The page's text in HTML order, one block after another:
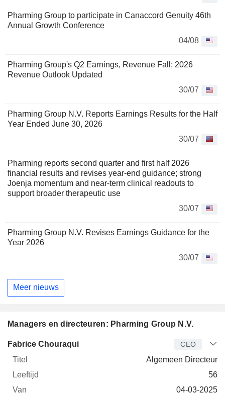
Pharming Group to participate in Canaccord Genuity 46th
Annual Growth Conference
04/08
Pharming Group's Q2 Earnings, Revenue Fall; 2026
Revenue Outlook Updated
30/07
Pharming Group N.V. Reports Earnings Results for the Half
Year Ended June 30, 2026
30/07
Pharming reports second quarter and first half 2026
financial results and revises year-end guidance; strong
Joenja momentum and near-term clinical readouts to
support broader therapeutic use
30/07
Pharming Group N.V. Revises Earnings Guidance for the
Year 2026
30/07
Meer nieuws
Managers en directeuren: Pharming Group N.V.
Bedrijfsleider Titel
Fabrice Chouraqui CEO
Algemeen Directeur
56
04-03-2025